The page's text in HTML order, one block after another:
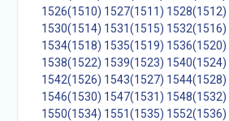
1526(1510) 1527(1511) 1528(1512)
1530(1514) 1531(1515) 1532(1516)
1534(1518) 1535(1519) 1536(1520)
1538(1522) 1539(1523) 1540(1524)
1542(1526) 1543(1527) 1544(1528)
1546(1530) 1547(1531) 1548(1532)
1550(1534) 1551(1535) 1552(1536)